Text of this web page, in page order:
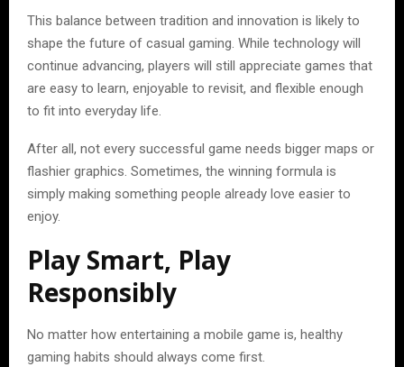
This balance between tradition and innovation is likely to
shape the future of casual gaming. While technology will
continue advancing, players will still appreciate games that
are easy to learn, enjoyable to revisit, and flexible enough
to fit into everyday life.
After all, not every successful game needs bigger maps or
flashier graphics. Sometimes, the winning formula is
simply making something people already love easier to
enjoy.
Play Smart, Play
Responsibly
No matter how entertaining a mobile game is, healthy
gaming habits should always come first.